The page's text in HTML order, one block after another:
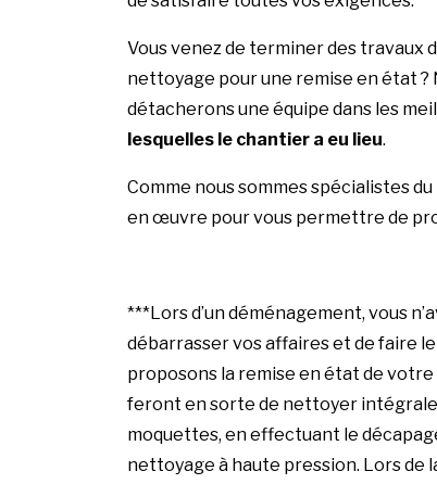
Vous venez de terminer des travaux
nettoyage pour une remise en état ?
détacherons une équipe dans les
lesquelles le chantier a eu lieu.
Comme nous sommes spécialistes
en œuvre pour vous permettre de
***Lors d’un déménagement, vous
débarrasser vos affaires et de faire le
proposons la remise en état de
feront en sorte de nettoyer
moquettes, en effectuant le
nettoyage à haute pression. Lors de